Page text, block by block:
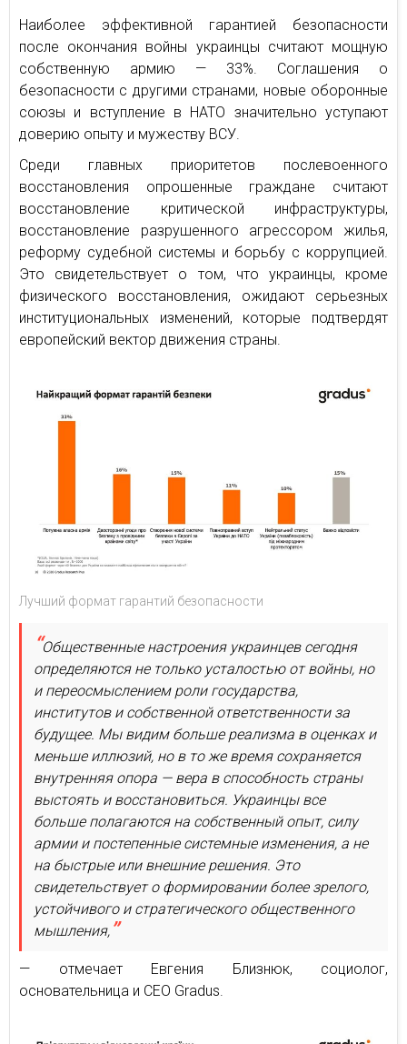
Наиболее эффективной гарантией безопасности
после окончания войны украинцы считают мощную
собственную армию — 33%. Соглашения о
безопасности с другими странами, новые оборонные
союзы и вступление в НАТО значительно уступают
доверию опыту и мужеству ВСУ.
Среди главных приоритетов послевоенного
восстановления опрошенные граждане считают
восстановление критической инфраструктуры,
восстановление разрушенного агрессором жилья,
реформу судебной системы и борьбу с коррупцией.
Это свидетельствует о том, что украинцы, кроме
физического восстановления, ожидают серьезных
институциональных изменений, которые подтвердят
европейский вектор движения страны.
Лучший формат гарантий безопасности
Общественные настроения украинцев сегодня
определяются не только усталостью от войны, но
и переосмыслением роли государства,
институтов и собственной ответственности за
будущее. Мы видим больше реализма в оценках и
меньше иллюзий, но в то же время сохраняется
внутренняя опора — вера в способность страны
выстоять и восстановиться. Украинцы все
больше полагаются на собственный опыт, силу
армии и постепенные системные изменения, а не
на быстрые или внешние решения. Это
свидетельствует о формировании более зрелого,
устойчивого и стратегического общественного
мышления,
— отмечает Евгения Близнюк, социолог,
основательница и CEO Gradus.